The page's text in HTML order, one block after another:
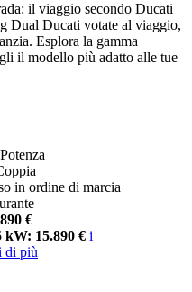
il viaggio secondo Ducati
Dual Ducati votate al viaggio,
Esplora la gamma
il modello più adatto alle tue
Potenza
in ordine di marcia
€
kW: 15.890 € i
di più